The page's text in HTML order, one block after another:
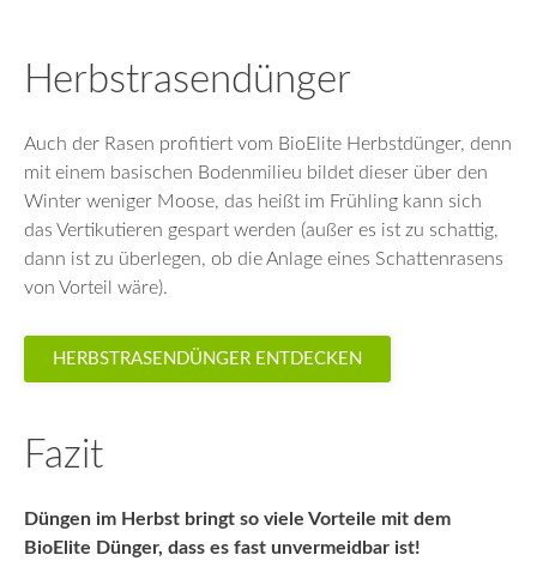
Herbstrasendünger
Auch der Rasen profitiert vom BioElite Herbstdünger, denn
mit einem basischen Bodenmilieu bildet dieser über den
Winter weniger Moose, das heißt im Frühling kann sich
das Vertikutieren gespart werden (außer es ist zu schattig,
dann ist zu überlegen, ob die Anlage eines Schattenrasens
von Vorteil wäre).
HERBSTRASENDÜNGER ENTDECKEN
Fazit
Düngen im Herbst bringt so viele Vorteile mit dem
BioElite Dünger, dass es fast unvermeidbar ist!